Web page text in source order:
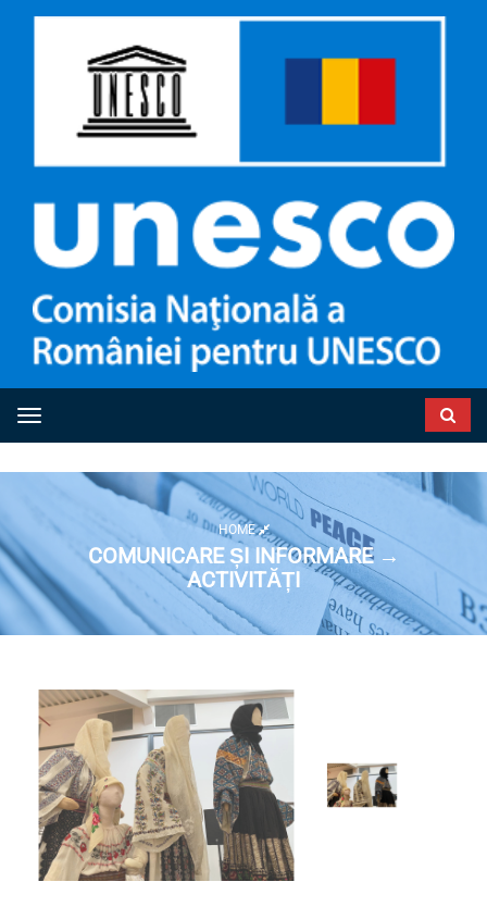
Toggle navigation
HOME
COMUNICARE ȘI INFORMARE →
ACTIVITĂȚI